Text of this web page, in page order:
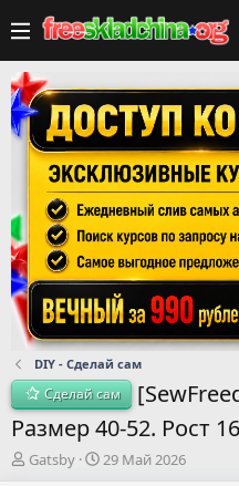
DIY - Сделай сам
Сделай сам
Размер 40-52. Рост
А
Gatsby
Д
29 Май 2026